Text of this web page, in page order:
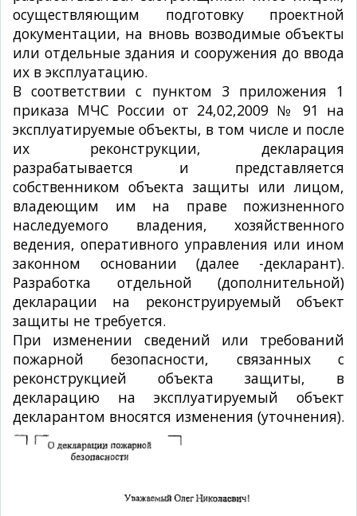
осуществляющим подготовку проектной
документации, на вновь возводимые объекты
или отдельные здания и сооружения до ввода
их в эксплуатацию.
В соответствии с пунктом 3 приложения 1
приказа МЧС России от 24,02,2009 № 91 на
эксплуатируемые объекты, в том числе и после
их реконструкции, декларация
разрабатывается и представляется
собственником объекта защиты или лицом,
владеющим им на праве пожизненного
наследуемого владения, хозяйственного
ведения, оперативного управления или ином
законном основании (далее -декларант).
Разработка отдельной (дополнительной)
декларации на реконструируемый объект
защиты не требуется.
При изменении сведений или требований
пожарной безопасности, связанных с
реконструкцией объекта защиты, в
декларацию на эксплуатируемый объект
декларантом вносятся изменения (уточнения).